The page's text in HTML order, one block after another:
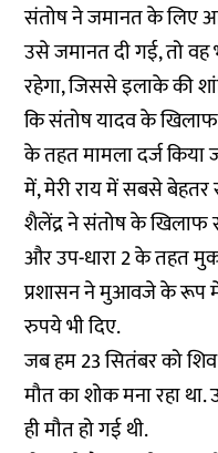
संतोष ने जमानत के लिए
उसे जमानत दी गई, तो वह
रहेगा, जिससे इलाके की
कि संतोष यादव के खिलाफ
के तहत मामला दर्ज किया
में, मेरी राय में सबसे बेहतर
शैलेंद्र ने संतोष के खिलाफ
और उप-धारा 2 के तहत
प्रशासन ने मुआवजे के रूप में
रुपये भी दिए.
जब हम 23 सितंबर को
मौत का शोक मना रहा
ही मौत हो गई थी.